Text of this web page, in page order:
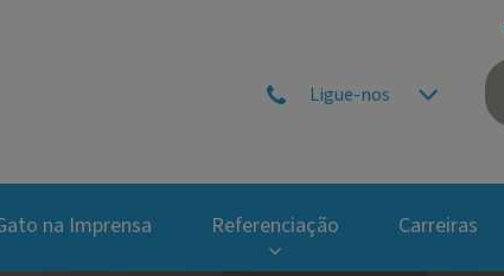
Ligue-nos
na Imprensa Referenciação Carreiras